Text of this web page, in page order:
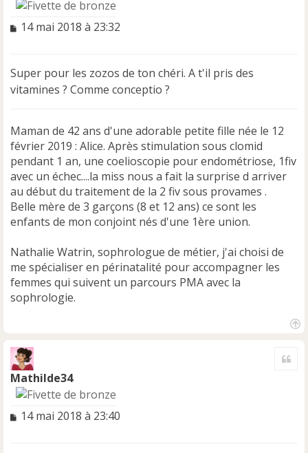
M
a
g
o
n
l
u
14 mai 2018 à 23:32
Super pour les zozos de ton chéri. A t'il pris des
vitamines ? Comme conceptio ?
Maman de 42 ans d'une adorable petite fille née le 12
février 2019 : Alice. Après stimulation sous clomid
pendant 1 an, une coelioscopie pour endométriose, 1fiv
avec un échec....la miss nous a fait la surprise d arriver
au début du traitement de la 2 fiv sous provames .
Belle mère de 3 garçons (8 et 12 ans) ce sont les
enfants de mon conjoint nés d'une 1ère union.
Nathalie Watrin, sophrologue de métier, j'ai choisi de
me spécialiser en périnatalité pour accompagner les
femmes qui suivent un parcours PMA avec la
sophrologie.
Mathilde34
M14 mai 2018 à 23:40